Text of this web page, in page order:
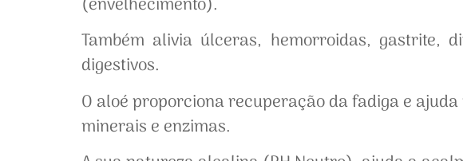
Também alivia úlceras, hemorroidas, gastrite,
digestivos.
O aloé proporciona recuperação da fadiga e
minerais e enzimas.